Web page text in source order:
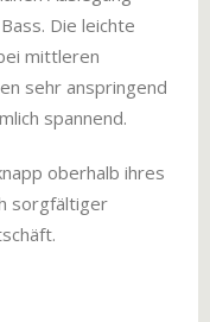
Die leichte
mittleren
sehr anspringend
spannend.
oberhalb ihres
sorgfältiger